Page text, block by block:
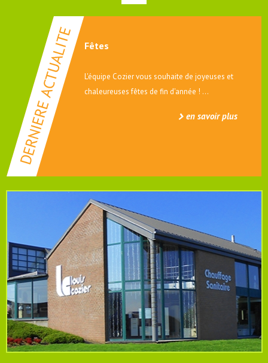
Fêtes
L'équipe Cozier vous souhaite de joyeuses et
chaleureuses fêtes de fin d'année ! ...
en savoir plus